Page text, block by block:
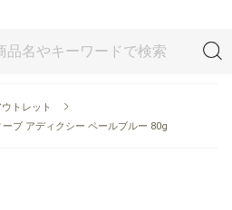
ウトレット
ーブ アディクシー ペールブルー 80g